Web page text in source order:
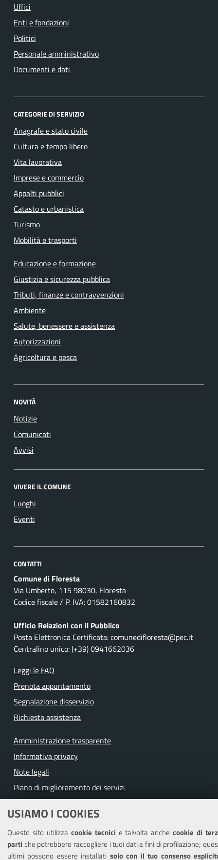
USIAMO I COOKIES
Questo sito utilizza cookie tecnici e talvolta anchecookie di
parti che potrebbero raccogliere i tuoi dati a fini di profilazione;
ultimi possono essere installati solo con il tuo consenso
Uffici
Enti e fondazioni
Politici
Personale amministrativo
Documenti e dati
CATEGORIE DI SERVIZIO
Anagrafe e stato civile
Cultura e tempo libero
Vita lavorativa
Imprese e commercio
Appalti pubblici
Catasto e urbanistica
Turismo
Mobilità e trasporti
Educazione e formazione
Giustizia e sicurezza pubblica
Tributi, finanze e contravvenzioni
Ambiente
Salute, benessere e assistenza
Autorizzazioni
Agricoltura e pesca
NOVITÀ
Notizie
Comunicati
Avvisi
VIVERE IL COMUNE
Luoghi
Eventi
CONTATTI
Comune di Floresta
Via Umberto, 115 98030, Floresta
Codice fiscale / P. IVA: 01582160832
Ufficio Relazioni con il Pubblico
Posta Elettronica Certificata: comunedifloresta@pec.it
Centralino unico: (+39) 0941662036
Leggi le FAQ
Prenota appuntamento
Segnalazione disservizio
Richiesta assistenza
Amministrazione trasparente
Informativa privacy
Note legali
Piano di miglioramento dei servizi
Dichiarazione di accessibilità
SEGUICI SU